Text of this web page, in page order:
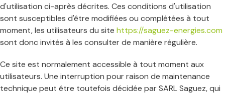
d'utilisation ci-après décrites. Ces conditions d'utilisation
sont susceptibles d'être modifiées ou complétées à tout
moment, les utilisateurs du site https://saguez-energies.com
sont donc invités à les consulter de manière régulière.
Ce site est normalement accessible à tout moment aux
utilisateurs. Une interruption pour raison de maintenance
technique peut être toutefois décidée par SARL Saguez, qui